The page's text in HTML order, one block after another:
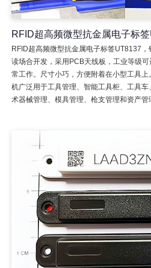
RFID超高频微型抗金属电子标
RFID超高频微型抗金属电子标签UT8137
读场合开发，采用PCB天线板，工业等级
常工作。尺寸小巧，方便附着在小型工具
机广泛用于工具管理、智能工具柜、工具
术器械管理、模具管理、枪支管理和资产管